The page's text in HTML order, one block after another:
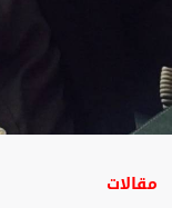
مقالات